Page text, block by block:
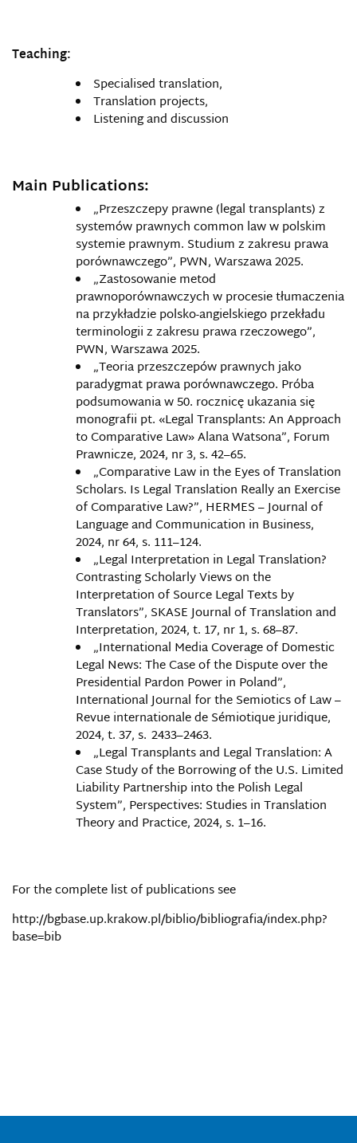
Teaching:
Specialised translation,
Translation projects,
Listening and discussion
Main Publications:
„Przeszczepy prawne (legal transplants) z
systemów prawnych common law w polskim
systemie prawnym. Studium z zakresu prawa
porównawczego”, PWN, Warszawa 2025.
„Zastosowanie metod
prawnoporównawczych w procesie tłumaczenia
na przykładzie polsko-angielskiego przekładu
terminologii z zakresu prawa rzeczowego”,
PWN, Warszawa 2025.
„Teoria przeszczepów prawnych jako
paradygmat prawa porównawczego. Próba
podsumowania w 50. rocznicę ukazania się
monografii pt. «Legal Transplants: An Approach
to Comparative Law» Alana Watsona”, Forum
Prawnicze, 2024, nr 3, s. 42–65.
„Comparative Law in the Eyes of Translation
Scholars. Is Legal Translation Really an Exercise
of Comparative Law?”, HERMES – Journal of
Language and Communication in Business,
2024, nr 64, s. 111–124.
„Legal Interpretation in Legal Translation?
Contrasting Scholarly Views on the
Interpretation of Source Legal Texts by
Translators”, SKASE Journal of Translation and
Interpretation, 2024, t. 17, nr 1, s. 68–87.
„International Media Coverage of Domestic
Legal News: The Case of the Dispute over the
Presidential Pardon Power in Poland”,
International Journal for the Semiotics of Law –
Revue internationale de Sémiotique juridique,
2024, t. 37, s. 2433–2463.
„Legal Transplants and Legal Translation: A
Case Study of the Borrowing of the U.S. Limited
Liability Partnership into the Polish Legal
System”, Perspectives: Studies in Translation
Theory and Practice, 2024, s. 1–16.
For the complete list of publications see
http://bgbase.up.krakow.pl/biblio/bibliografia/index.php?
base=bib